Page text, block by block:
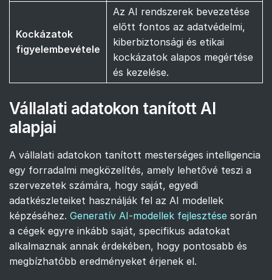
Kockázatok
figyelembevétele
Az AI rendszerek bevezetése
előtt fontos az adatvédelmi,
kiberbiztonsági és etikai
kockázatok alapos megértése
és kezelése.
Vállalati adatokon tanított AI
alapjai
A vállalati adatokon tanított mesterséges intelligencia
egy forradalmi megközelítés, amely lehetővé teszi a
szervezetek számára, hogy saját, egyedi
adatkészleteiket használják fel az AI modellek
képzéséhez. Generatív AI-modellek fejlesztése során
a cégek egyre inkább saját, specifikus adatokat
alkalmaznak annak érdekében, hogy pontosabb és
megbízhatóbb eredményeket érjenek el.